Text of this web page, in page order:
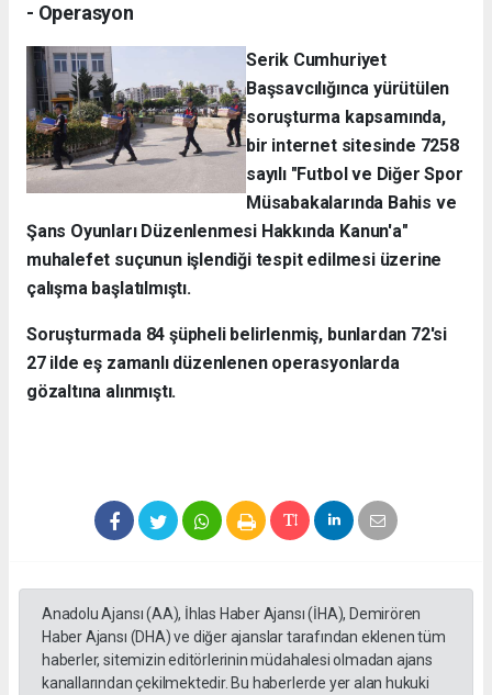
- Operasyon
Serik Cumhuriyet
Başsavcılığınca yürütülen
soruşturma kapsamında,
bir internet sitesinde 7258
sayılı "Futbol ve Diğer Spor
Müsabakalarında Bahis ve
Şans Oyunları Düzenlenmesi Hakkında Kanun'a"
muhalefet suçunun işlendiği tespit edilmesi üzerine
çalışma başlatılmıştı.
Soruşturmada 84 şüpheli belirlenmiş, bunlardan 72'si
27 ilde eş zamanlı düzenlenen operasyonlarda
gözaltına alınmıştı.
Anadolu Ajansı (AA), İhlas Haber Ajansı (İHA), Demirören
Haber Ajansı (DHA) ve diğer ajanslar tarafından eklenen tüm
haberler, sitemizin editörlerinin müdahalesi olmadan ajans
kanallarından çekilmektedir. Bu haberlerde yer alan hukuki